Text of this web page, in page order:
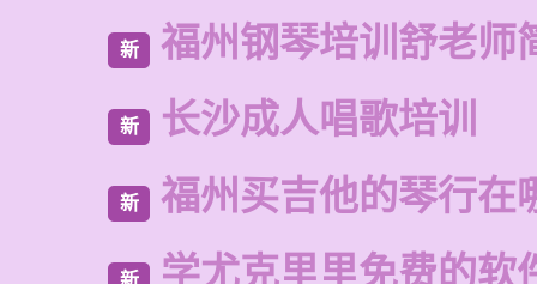
新 福州钢琴培训舒老师
新 长沙成人唱歌培训
新 福州买吉他的琴行在
新 学尤克里里免费的软